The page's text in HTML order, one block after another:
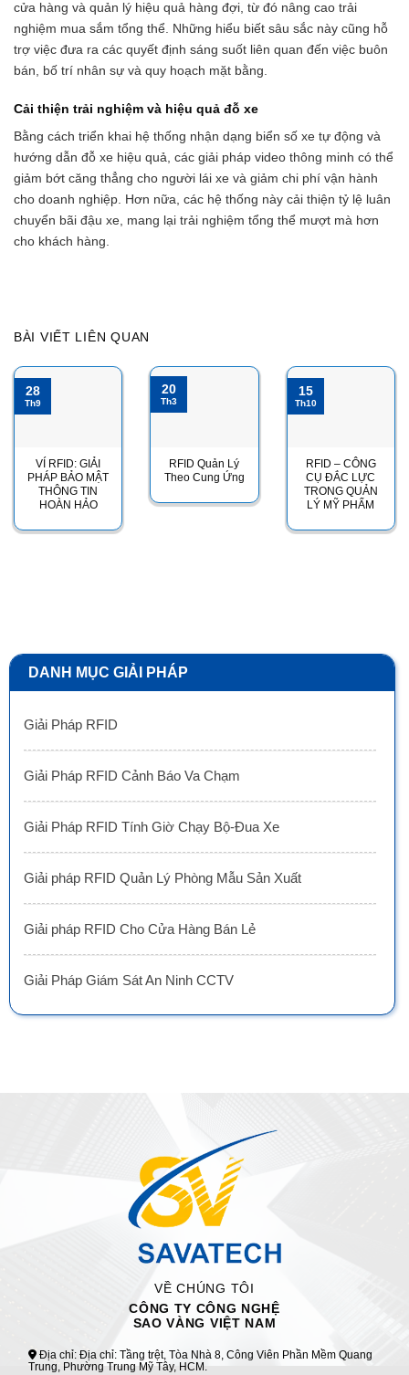
DANH MỤC GIẢI PHÁP
Giải Pháp RFID
Giải Pháp RFID Cảnh Báo Va Chạm
Giải Pháp RFID Tính Giờ Chạy Bộ-Đua Xe
Giải pháp RFID Quản Lý Phòng Mẫu Sản Xuất
Giải pháp RFID Cho Cửa Hàng Bán Lẻ
Giải Pháp Giám Sát An Ninh CCTV
cửa hàng và quản lý hiệu quả hàng đợi, từ đó nâng cao trải
nghiệm mua sắm tổng thể. Những hiểu biết sâu sắc này cũng hỗ
trợ việc đưa ra các quyết định sáng suốt liên quan đến việc buôn
bán, bố trí nhân sự và quy hoạch mặt bằng.
Cải thiện trải nghiệm và hiệu quả đỗ xe
Bằng cách triển khai hệ thống nhận dạng biển số xe tự động và
hướng dẫn đỗ xe hiệu quả, các giải pháp video thông minh có thể
giảm bớt căng thẳng cho người lái xe và giảm chi phí vận hành
cho doanh nghiệp. Hơn nữa, các hệ thống này cải thiện tỷ lệ luân
chuyển bãi đậu xe, mang lại trải nghiệm tổng thể mượt mà hơn
cho khách hàng.
BÀI VIẾT LIÊN QUAN
VÍ RFID: GIẢI
PHÁP BẢO MẬT
THÔNG TIN
HOÀN HẢO
28
Th9
RFID Quản Lý
Theo Cung Ứng
20
Th3
RFID – CÔNG
CỤ ĐẮC LỰC
TRONG QUẢN
LÝ MỸ PHẨM
15
Th10
VỀ CHÚNG TÔI
CÔNG TY CÔNG NGHỆ
SAO VÀNG VIỆT NAM
Địa chỉ: Địa chỉ: Tầng trệt, Tòa Nhà 8, Công Viên Phần Mềm Quang
Trung, Phường Trung Mỹ Tây, HCM.